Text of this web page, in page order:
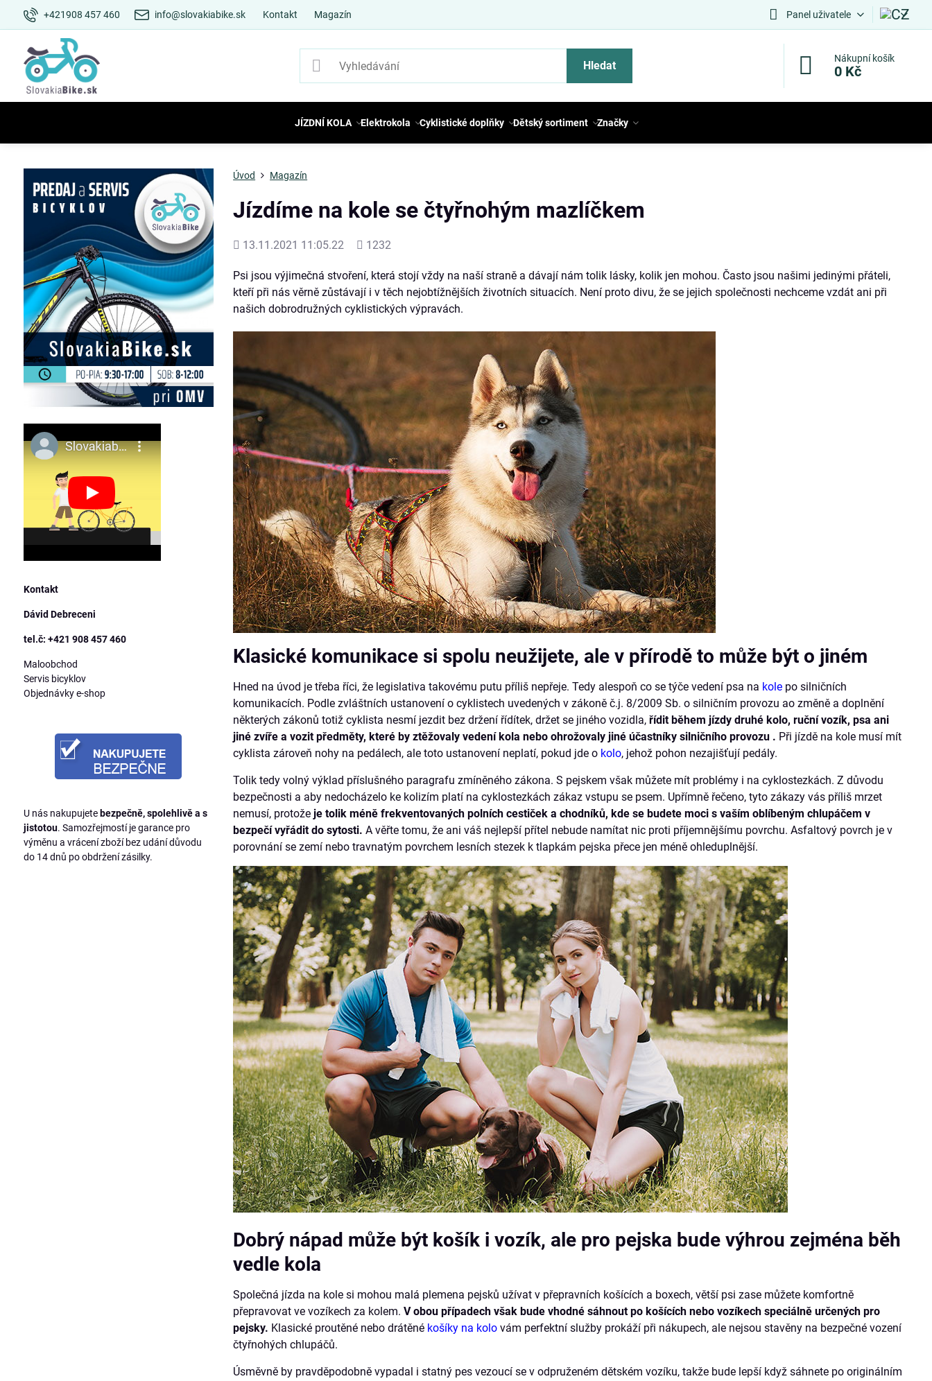
+421908 457 460 info@slovakiabike.sk Kontakt Magazín Panel uživatele
Hledat
Nákupní košík
0 Kč
JÍZDNÍ KOLA Elektrokola Cyklistické doplňky Dětský sortiment Značky
Úvod Magazín
Jízdíme na kole se čtyřnohým mazlíčkem
Přidáno
13.11.2021 11:05.22
Počet
1232
Psi jsou výjimečná stvoření, která stojí vždy na naší straně a dávají nám tolik lásky, kolik jen mohou. Často jsou našimi jedinými přáteli,
kteří při nás věrně zůstávají i v těch nejobtížnějších životních situacích. Není proto divu, že se jejich společnosti nechceme vzdát ani při
našich dobrodružných cyklistických výpravách.
Klasické komunikace si spolu neužijete, ale v přírodě to může být o jiném
Hned na úvod je třeba říci, že legislativa takovému putu příliš nepřeje. Tedy alespoň co se týče vedení psa na kole po silničních
komunikacích. Podle zvláštních ustanovení o cyklistech uvedených v zákoně č.j. 8/2009 Sb. o silničním provozu ao změně a doplnění
některých zákonů totiž cyklista nesmí jezdit bez držení řídítek, držet se jiného vozidla,řídit během jízdy druhé kolo, ruční vozík, psa ani
jiné zvíře a vozit předměty, které by ztěžovaly vedení kola nebo ohrožovaly jiné účastníky silničního provozu . Při jízdě na kole musí mít
cyklista zároveň nohy na pedálech, ale toto ustanovení neplatí, pokud jde o kolo, jehož pohon nezajišťují pedály.
Tolik tedy volný výklad příslušného paragrafu zmíněného zákona. S pejskem však můžete mít problémy i na cyklostezkách. Z důvodu
bezpečnosti a aby nedocházelo ke kolizím platí na cyklostezkách zákaz vstupu se psem. Upřímně řečeno, tyto zákazy vás příliš mrzet
nemusí, protožeje tolik méně frekventovaných polních cestiček a chodníků, kde se budete moci s vaším oblíbeným chlupáčem v
bezpečí vyřádit do sytosti. A věřte tomu, že ani váš nejlepší přítel nebude namítat nic proti příjemnějšímu povrchu. Asfaltový povrch je v
porovnání se zemí nebo travnatým povrchem lesních stezek k tlapkám pejska přece jen méně ohleduplnější.
Dobrý nápad může být košík i vozík, ale pro pejska bude výhrou zejména běh
vedle kola
Společná jízda na kole si mohou malá plemena pejsků užívat v přepravních košících a boxech, větší psi zase můžete komfortně
přepravovat ve vozíkech za kolem.V obou případech však bude vhodné sáhnout po košících nebo vozíkech speciálně určených pro
pejsky. Klasické proutěné nebo drátěné košíky na kolo vám perfektní služby prokáží při nákupech, ale nejsou stavěny na bezpečné vození
čtyřnohých chlupáčů.
Úsměvně by pravděpodobně vypadal i statný pes vezoucí se v odpruženém dětském vozíku, takže bude lepší když sáhnete po originálním
Kontakt
Dávid Debreceni
tel.č: +421 908 457 460
Maloobchod
Servis bicyklov
Objednávky e-shop
U nás nakupujete bezpečně, spolehlivě a s
jistotou. Samozřejmostí je garance pro
výměnu a vrácení zboží bez udání důvodu
do 14 dnů po obdržení zásilky.